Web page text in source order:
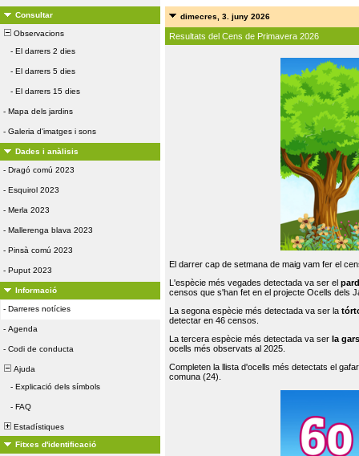
Consultar
Observacions
- El darrers 2 dies
- El darrers 5 dies
- El darrers 15 dies
- Mapa dels jardins
- Galeria d'imatges i sons
Dades i anàlisis
- Dragó comú 2023
- Esquirol 2023
- Merla 2023
- Mallerenga blava 2023
- Pinsà comú 2023
- Puput 2023
Informació
- Darreres notícies
- Agenda
- Codi de conducta
Ajuda
- Explicació dels símbols
- FAQ
Estadístiques
Fitxes d'identificació
dimecres, 3. juny 2026
Resultats del Cens de Primavera 2026
El darrer cap de setmana de maig vam fer el
L'espècie més vegades detectada va ser el
censos que s'han fet en el projecte Ocells dels
La segona espècie més detectada va ser la
detectar en 46 censos.
La tercera espècie més detectada va ser la
ocells més observats al 2025.
Completen la llista d'ocells més detectats el
comuna (24).